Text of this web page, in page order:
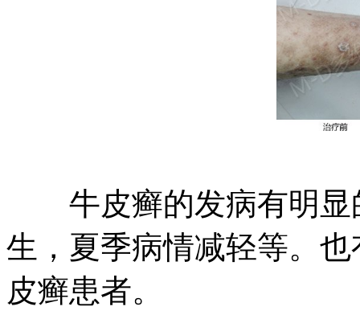
牛皮癣的发病有明显
生，夏季病情减轻等。
皮癣患者。